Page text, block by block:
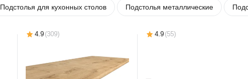
Подстолья для кухонных столов Подстолья металлические
4.9 (309) 4.9 (55)